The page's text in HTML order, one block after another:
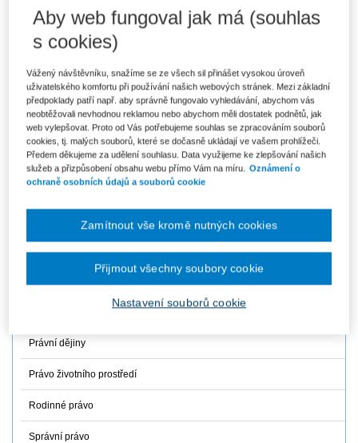
Autorské právo a právo duševního vlastnictví
Evropské právo
Finanční právo
Mezinárodní právo
Občanské právo hmotné
Pracovní právo a právo sociálního zabezpečení
Právní dějiny
Právo životního prostředí
Rodinné právo
Správní právo
Aby web fungoval jak má (souhlas
s cookies)
Vážený návštěvníku, snažíme se ze všech sil přinášet vysokou úroveň
uživatelského komfortu při používání našich webových stránek. Mezi základní
předpoklady patří např. aby správně fungovalo vyhledávání, abychom vás
neobtěžovali nevhodnou reklamou nebo abychom měli dostatek podnětů, jak
web vylepšovat. Proto od Vás potřebujeme souhlas se zpracováním souborů
cookies, tj. malých souborů, které se dočasně ukládají ve vašem prohlížeči.
Předem děkujeme za udělení souhlasu. Data využijeme ke zlepšování našich
služeb a přizpůsobení obsahu webu přímo Vám na míru. Oznámení o
ochraně osobních údajů a souborů cookie
Nastavení souborů cookie
Zamítnout vše kromě nutných cookies
Přijmout všechny soubory cookie